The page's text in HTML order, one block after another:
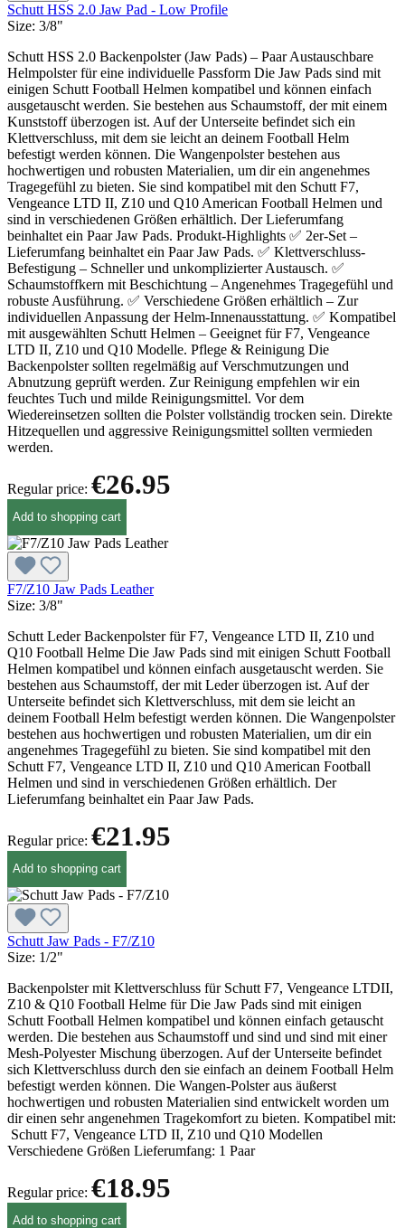
Schutt HSS 2.0 Jaw Pad - Low Profile
Size: 3/8"
Schutt HSS 2.0 Backenpolster (Jaw Pads) – Paar Austauschbare
Helmpolster für eine individuelle Passform Die Jaw Pads sind mit
einigen Schutt Football Helmen kompatibel und können einfach
ausgetauscht werden. Sie bestehen aus Schaumstoff, der mit einem
Kunststoff überzogen ist. Auf der Unterseite befindet sich ein
Klettverschluss, mit dem sie leicht an deinem Football Helm
befestigt werden können. Die Wangenpolster bestehen aus
hochwertigen und robusten Materialien, um dir ein angenehmes
Tragegefühl zu bieten. Sie sind kompatibel mit den Schutt F7,
Vengeance LTD II, Z10 und Q10 American Football Helmen und
sind in verschiedenen Größen erhältlich. Der Lieferumfang
beinhaltet ein Paar Jaw Pads. Produkt-Highlights ✅ 2er-Set –
Lieferumfang beinhaltet ein Paar Jaw Pads. ✅ Klettverschluss-
Befestigung – Schneller und unkomplizierter Austausch. ✅
Schaumstoffkern mit Beschichtung – Angenehmes Tragegefühl und
robuste Ausführung. ✅ Verschiedene Größen erhältlich – Zur
individuellen Anpassung der Helm-Innenausstattung. ✅ Kompatibel
mit ausgewählten Schutt Helmen – Geeignet für F7, Vengeance
LTD II, Z10 und Q10 Modelle. Pflege & Reinigung Die
Backenpolster sollten regelmäßig auf Verschmutzungen und
Abnutzung geprüft werden. Zur Reinigung empfehlen wir ein
feuchtes Tuch und milde Reinigungsmittel. Vor dem
Wiedereinsetzen sollten die Polster vollständig trocken sein. Direkte
Hitzequellen und aggressive Reinigungsmittel sollten vermieden
werden.
Regular price: €26.95
Add to shopping cart
F7/Z10 Jaw Pads Leather
Size: 3/8"
Schutt Leder Backenpolster für F7, Vengeance LTD II, Z10 und
Q10 Football Helme Die Jaw Pads sind mit einigen Schutt Football
Helmen kompatibel und können einfach ausgetauscht werden. Sie
bestehen aus Schaumstoff, der mit Leder überzogen ist. Auf der
Unterseite befindet sich Klettverschluss, mit dem sie leicht an
deinem Football Helm befestigt werden können. Die Wangenpolster
bestehen aus hochwertigen und robusten Materialien, um dir ein
angenehmes Tragegefühl zu bieten. Sie sind kompatibel mit den
Schutt F7, Vengeance LTD II, Z10 und Q10 American Football
Helmen und sind in verschiedenen Größen erhältlich. Der
Lieferumfang beinhaltet ein Paar Jaw Pads.
Regular price: €21.95
Add to shopping cart
Schutt Jaw Pads - F7/Z10
Size: 1/2"
Backenpolster mit Klettverschluss für Schutt F7, Vengeance LTDII,
Z10 & Q10 Football Helme für Die Jaw Pads sind mit einigen
Schutt Football Helmen kompatibel und können einfach getauscht
werden. Die bestehen aus Schaumstoff und sind und sind mit einer
Mesh-Polyester Mischung überzogen. Auf der Unterseite befindet
sich Klettverschluss durch den sie einfach an deinem Football Helm
befestigt werden können. Die Wangen-Polster aus äußerst
hochwertigen und robusten Materialien sind entwickelt worden um
dir einen sehr angenehmen Tragekomfort zu bieten. Kompatibel mit:
Schutt F7, Vengeance LTD II, Z10 und Q10 Modellen
Verschiedene Größen Lieferumfang: 1 Paar
Regular price: €18.95
Add to shopping cart